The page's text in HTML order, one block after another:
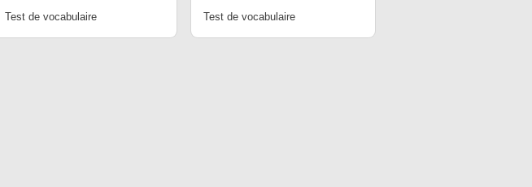
Test de vocabulaire Test de vocabulaire